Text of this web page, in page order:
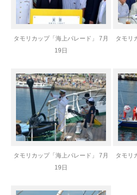
タモリカップ「海上パレード」 7月
19日
タモリ
タモリカップ「海上パレード」 7月
19日
タモリ